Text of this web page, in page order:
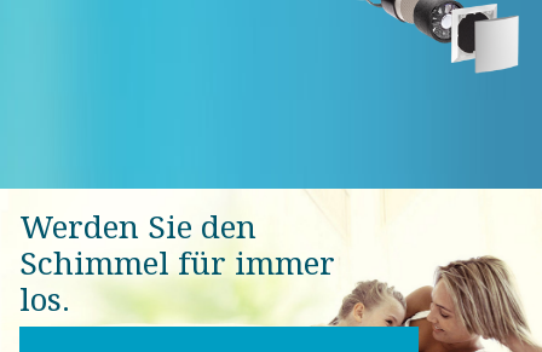
Werden Sie den
Schimmel für immer
los.